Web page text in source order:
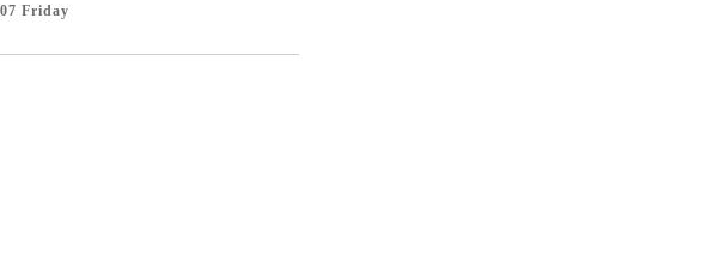
Friday